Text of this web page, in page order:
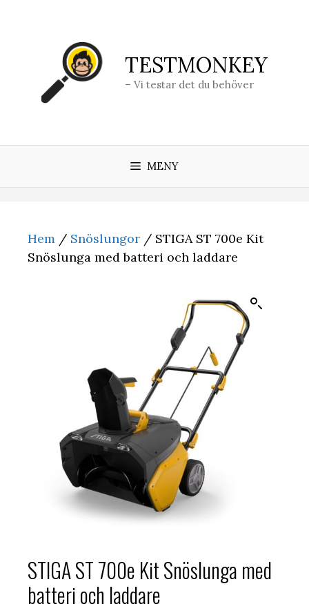
TESTMONKEY
– Vi testar det du behöver
MENY
Hem / Snöslungor / STIGA ST 700e Kit
Snöslunga med batteri och laddare
STIGA ST 700e Kit Snöslunga med
batteri och laddare